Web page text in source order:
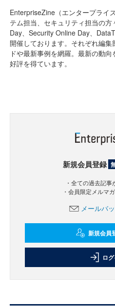
EnterpriseZine（エンタープライ
テム担当、セキュリティ担当の
Day、Security Online Day、
開催しております。それぞれ編
ドや最新事例を網羅。最新の動向
好評を得ています。
新規会員登録
・全ての過去記
・会員限定メルマ
メールバ
新規会員
ロ